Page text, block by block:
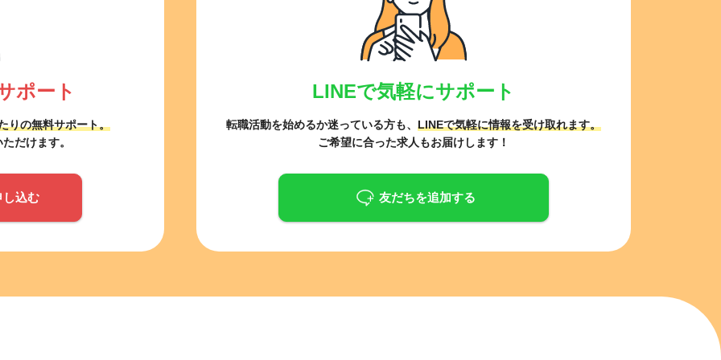
ポート
りの無料サポート。
だけます。
し込む
LINEで気軽にサポート
転職活動を始めるか迷っている方も、 LINEで気軽に情報を受け取れます。
ご希望に合った求人もお届けします！
友だちを追加する